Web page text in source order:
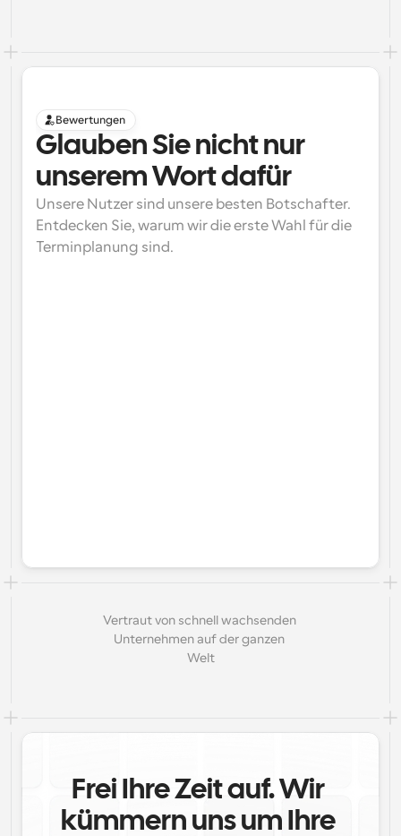
Bewertungen
Glauben Sie nicht nur
unserem Wort dafür
Unsere Nutzer sind unsere besten Botschafter.
Entdecken Sie, warum wir die erste Wahl für die
Terminplanung sind.
Vertraut von schnell wachsenden
Unternehmen auf der ganzen
Welt
Frei Ihre Zeit auf. Wir
kümmern uns um Ihre